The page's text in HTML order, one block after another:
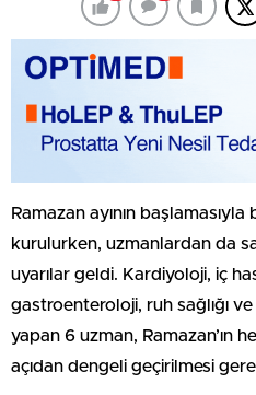
Ramazan ayının
kurulurken, uzmanlardan da
uyarılar geldi. Kardiyoloji, iç
gastroenteroloji, ruh sağlığı
yapan 6 uzman, Ramazan’ın
açıdan dengeli geçirilmesi